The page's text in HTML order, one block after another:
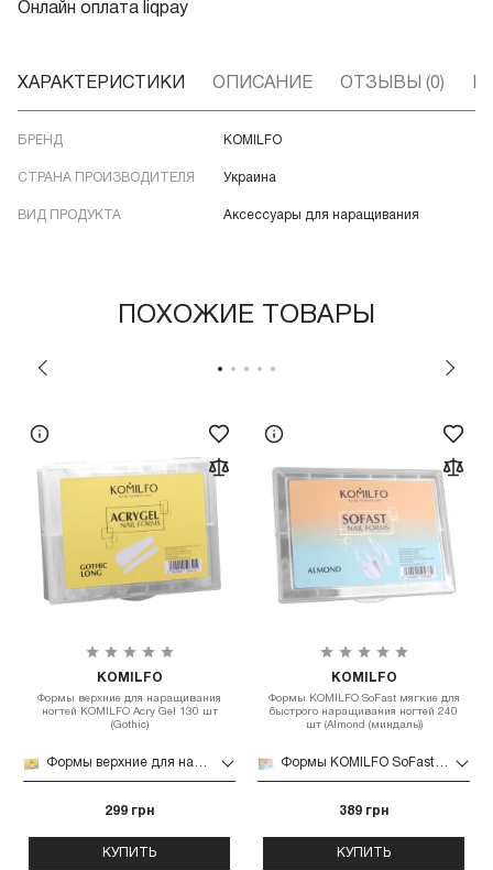
Онлайн оплата liqpay
ХАРАКТЕРИСТИКИ ОПИСАНИЕ ОТЗЫВЫ (0)
БРЕНД KOMILFO
СТРАНА ПРОИЗВОДИТЕЛЯ Украина
ВИД ПРОДУКТА Аксессуары для наращивания
ПОХОЖИЕ ТОВАРЫ
KOMILFO
Формы верхние для наращивания
ногтей KOMILFO Acry Gel 130 шт
(Gothic)
Формы верхние для наращивания ногтей KOMILFO Acry Gel 130 шт (Gothic)
299 грн
КУПИТЬ
KOMILFO
Формы KOMILFO SoFast мягкие для
быстрого наращивания ногтей 240
шт (Almond (миндаль))
Формы KOMILFO SoFast мягкие для быстрого наращивания ногтей 240 шт (Almond (миндаль))
389 грн
КУПИТЬ